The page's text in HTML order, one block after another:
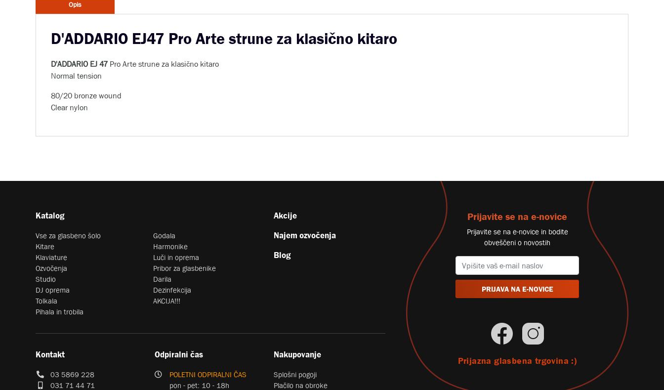
Opis
D'ADDARIO EJ47 Pro Arte strune za klasično kitaro
D'ADDARIO EJ 47 Pro Arte strune za klasično kitaro
Normal tension
80/20 bronze wound
Clear nylon
Prijavite se na e-novice
Prijavite se na e-novice in bodite
obveščeni o novostih
PRIJAVA NA E-NOVICE
Prijazna glasbena trgovina :)
Katalog
Vse za glasbeno šolo
Kitare
Klaviature
Ozvočenja
Studio
DJ oprema
Tolkala
Pihala in trobila
Godala
Harmonike
Luči in oprema
Pribor za glasbenike
Darila
Dezinfekcija
AKCIJA!!!
Akcije
Najem ozvočenja
Blog
Kontakt
03 5869 228
031 71 44 71
Odpiralni čas
POLETNI ODPIRALNI ČAS
pon - pet: 10 - 18h
Nakupovanje
Splošni pogoji
Plačilo na obroke